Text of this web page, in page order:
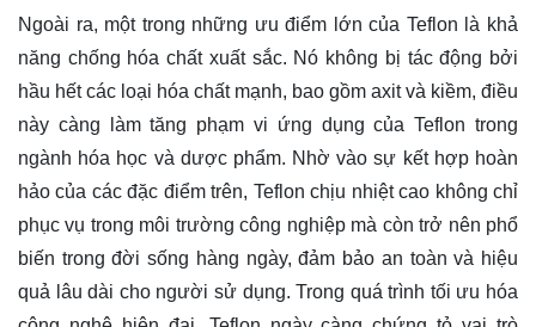
Ngoài ra, một trong những ưu điểm lớn của Teflon là khả
năng chống hóa chất xuất sắc. Nó không bị tác động bởi
hầu hết các loại hóa chất mạnh, bao gồm axit và kiềm, điều
này càng làm tăng phạm vi ứng dụng của Teflon trong
ngành hóa học và dược phẩm. Nhờ vào sự kết hợp hoàn
hảo của các đặc điểm trên, Teflon chịu nhiệt cao không chỉ
phục vụ trong môi trường công nghiệp mà còn trở nên phổ
biến trong đời sống hàng ngày, đảm bảo an toàn và hiệu
quả lâu dài cho người sử dụng. Trong quá trình tối ưu hóa